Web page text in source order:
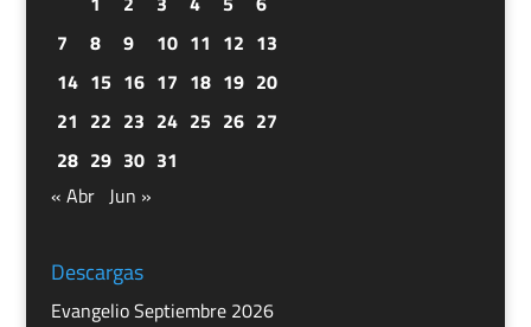
7
8 9 10 11 12 13
14 15 16 17 18 19 20
21 22 23 24 25 26 27
28 29 30 31
« Abr Jun »
Descargas
Evangelio Septiembre 2026